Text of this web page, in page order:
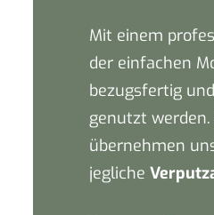
Mit einem
der einfachen
bezugsfertig
genutzt
übernehmen
jegliche